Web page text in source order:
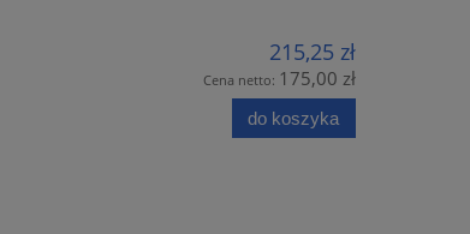
215,25 zł
Cena netto: 175,00 zł
do koszyka